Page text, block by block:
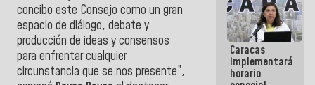
concibo‎ este‎ Consejo‎ como‎ un‎ gran‎
espacio‎ de‎ diálogo,‎ debate‎ y‎
producción‎ de‎ ideas‎ y‎ consensos‎
para‎ enfrentar‎ cualquier‎
circunstancia‎ que‎ se‎ nos‎ presente”,
restableceremos
las
operaciones
en el
Aeropuerto
Internacional
de
Caracas
implementará
horario